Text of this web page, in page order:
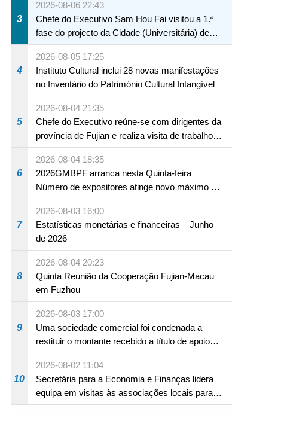
3
2026-08-06 22:43
Chefe do Executivo Sam Hou Fai visitou a 1.ª
fase do projecto da Cidade (Universitária) de
Educação Internacional de Macau e Hengqin
4
2026-08-05 17:25
Instituto Cultural inclui 28 novas manifestações
no Inventário do Património Cultural Intangível
5
2026-08-04 21:35
Chefe do Executivo reúne-se com dirigentes da
província de Fujian e realiza visita de trabalho
em Fuzhou
6
2026-08-04 18:35
2026GMBPF arranca nesta Quinta-feira
Número de expositores atinge novo máximo em
18 anos
7
2026-08-03 16:00
Estatísticas monetárias e financeiras – Junho
de 2026
8
2026-08-04 20:23
Quinta Reunião da Cooperação Fujian-Macau
em Fuzhou
9
2026-08-03 17:00
Uma sociedade comercial foi condenada a
restituir o montante recebido a título de apoio
pecuniário para combater a epidemia de 2022,
por não ter sido provado que reunia os
requisitos para a sua atribuição
10
2026-08-02 11:04
Secretária para a Economia e Finanças lidera
equipa em visitas às associações locais para
consolidar consensos e promover os trabalhos